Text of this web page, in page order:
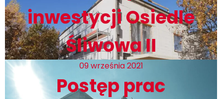
inwestycji Osiedle
Śliwowa II
09 września 2021
Postęp prac